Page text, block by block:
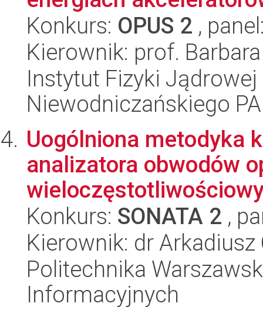
Konkurs: OPUS 2 ,
Kierownik: prof.
Instytut Fizyki
Niewodniczańskiego
Uogólniona metodyka
analizatora obwodów
Konkurs: SONATA 2 ,
Kierownik: dr
Politechnika
Informacyjnych